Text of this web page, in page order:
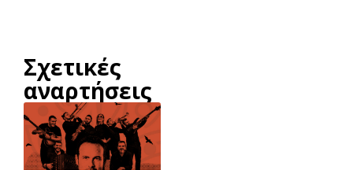
Σχετικές
αναρτήσεις